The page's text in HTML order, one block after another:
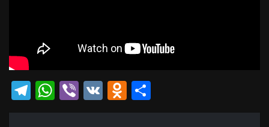
Telegram
WhatsApp
Viber
VK Odnoklassniki